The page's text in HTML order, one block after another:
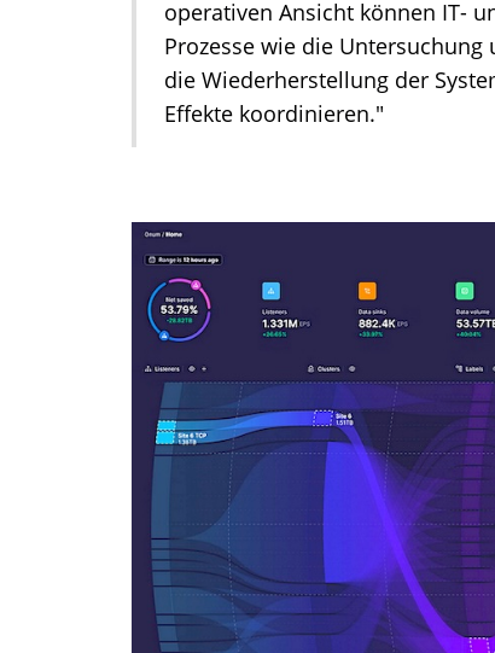
operativen Ansicht können IT-
Prozesse wie die
die Wiederherstellung der
Effekte koordinieren."